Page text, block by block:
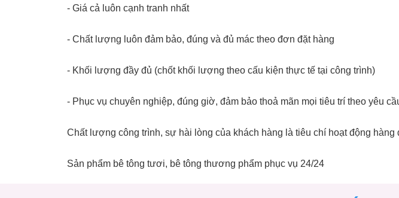
- Giá cả luôn cạnh tranh nhất
- Chất lượng luôn đảm bảo, đúng và đủ mác theo đơn đặt hàng
- Khối lượng đầy đủ (chốt khối lượng theo cấu kiện thực tế tại công trình)
- Phục vụ chuyên nghiệp, đúng giờ, đảm bảo thoả mãn mọi tiêu trí theo yêu
Chất lượng công trình, sự hài lòng của khách hàng là tiêu chí hoạt động hàng
Sản phẩm bê tông tươi, bê tông thương phẩm phục vụ 24/24